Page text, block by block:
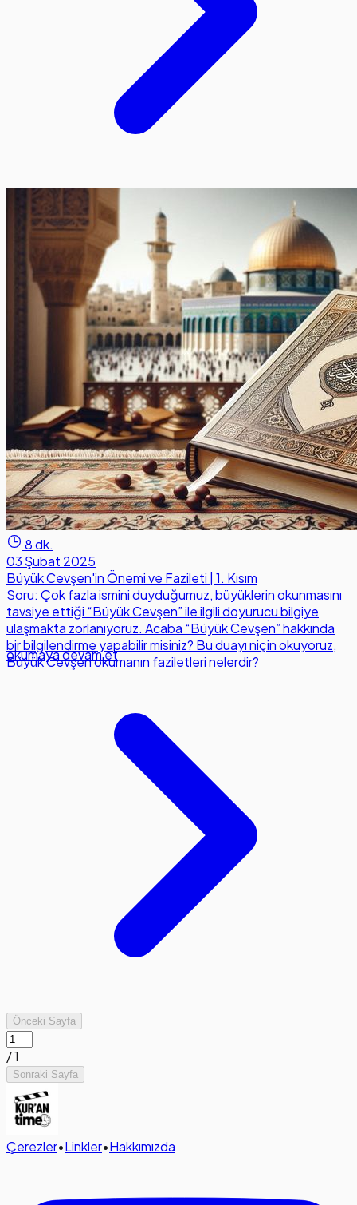
8 dk.
03 Şubat 2025
Büyük Cevşen'in Önemi ve Fazileti | 1. Kısım
Soru: Çok fazla ismini duyduğumuz, büyüklerin okunmasını
tavsiye ettiği “Büyük Cevşen” ile ilgili doyurucu bilgiye
ulaşmakta zorlanıyoruz. Acaba “Büyük Cevşen” hakkında
bir bilgilendirme yapabilir misiniz? Bu duayı niçin okuyoruz,
Büyük Cevşen okumanın faziletleri nelerdir?
okumaya devam et
Önceki Sayfa
/1
Sonraki Sayfa
Çerezler•Linkler•Hakkımızda